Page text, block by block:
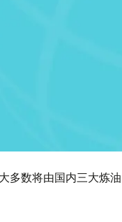
多数将由国内三大炼油